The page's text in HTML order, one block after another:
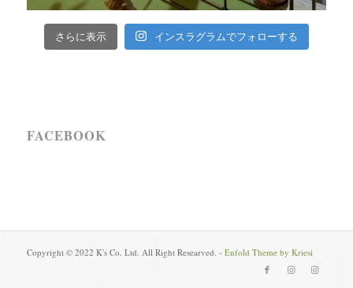
さらに表示 インスラグラムでフォローする
FACEBOOK
Copyright © 2022 K's Co. Ltd. All Right Researved. - Enfold Theme by Kriesi